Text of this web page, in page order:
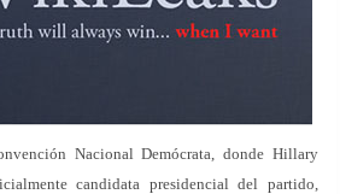
Nacional Demócrata, donde Hillary
candidata presidencial del partido,